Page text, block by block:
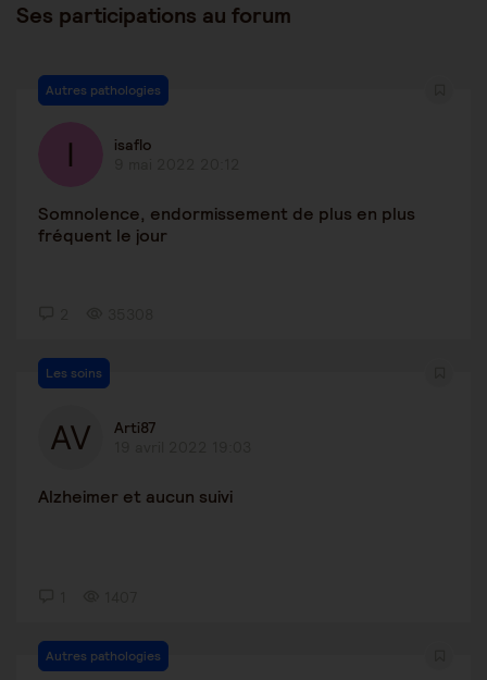
Ses participations au forum
Autres pathologies
isaflo
Somnolence, endormissement de plus en plus
fréquent le jour
Les soins
Arti87
Alzheimer et aucun suivi
Autres pathologies